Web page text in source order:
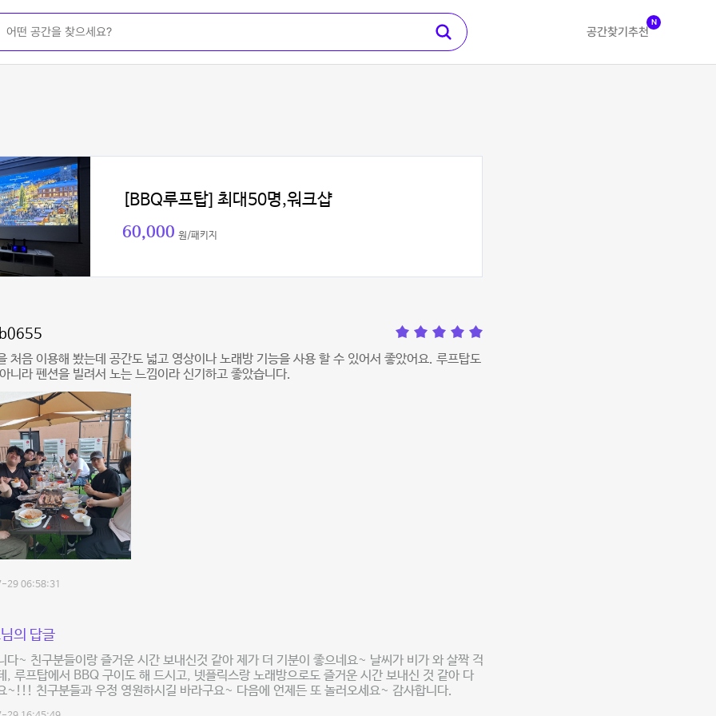
공간찾기 추천
N
[BBQ루프탑] 최대50명,워크샵
60,000 원/패키지
처음 이용해 봤는데 공간도 넓고 영상이나 노래방 기능을 사용 할 수 있어서 좋았어요. 루프탑도
니라 펜션을 빌려서 노는 느낌이라 신기하고 좋았습니다.
29 06:58:31
의 답글
다~ 친구분들이랑 즐거운 시간 보내신것 같아 제가 더 기분이 좋으네요~ 날씨가 비가 와 살짝 걱
, 루프탑에서 BBQ 구이도 해 드시고, 넷플릭스랑 노래방으로도 즐거운 시간 보내신 것 같아 다
~!!! 친구분들과 우정 영원하시길 바라구요~ 다음에 언제든 또 놀러오세요~ 감사합니다.